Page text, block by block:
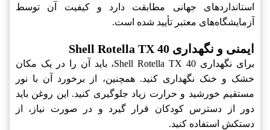
استانداردهای جهانی مطابقت دارد و کیفیت آن توسط
آزمایشگاه‌های معتبر تأیید شده است.
ایمنی و نگهداری Shell Rotella TX 40
برای نگهداری Shell Rotella TX 40، باید آن را در یک مکان
خشک و خنک نگهداری کنید. همچنین، از برخورد آن با نور
مستقیم خورشید و حرارت زیاد جلوگیری کنید. این روغن باید
دور از دسترس کودکان قرار گیرد و در صورت نیاز، از
دستکش استفاده کنید.